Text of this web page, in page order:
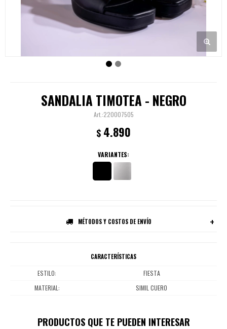
SANDALIA TIMOTEA - NEGRO
220007505
$ 4.890
VARIANTES:
MÉTODOS Y COSTOS DE ENVÍO
CARACTERÍSTICAS
ESTILO
FIESTA
MATERIAL
SIMIL CUERO
PRODUCTOS QUE TE PUEDEN INTERESAR